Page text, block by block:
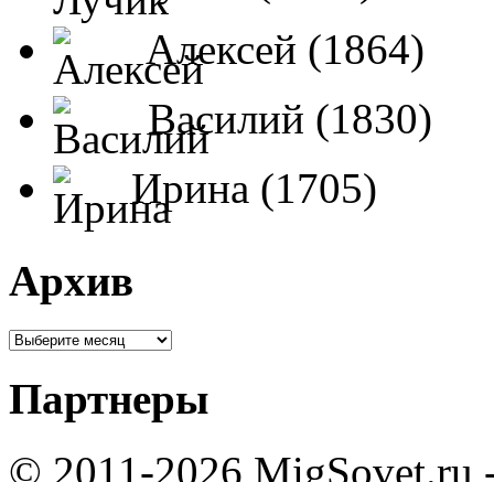
Алексей (1864)
Василий (1830)
Ирина (1705)
Архив
Партнеры
© 2011-2026 MigSovet.ru